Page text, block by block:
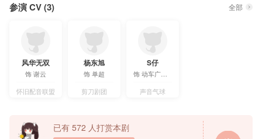
动车广播员：石泰铭
谢云：风华无双
参演 CV (3) 全部
风华无双
饰谢云
怀旧配音联盟
杨东旭
饰单超
剪刀剧团
S仔
饰动车广播员
声音气球
已有 572 人打赏本剧